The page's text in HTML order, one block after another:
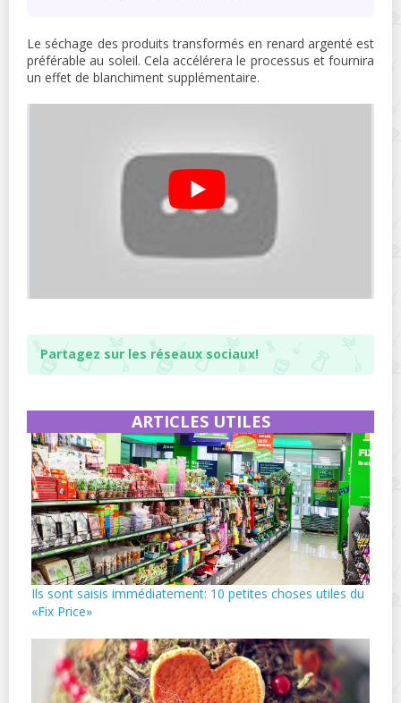
Le séchage des produits transformés en renard argenté est
préférable au soleil. Cela accélérera le processus et fournira
un effet de blanchiment supplémentaire.
Partagez sur les réseaux sociaux!
ARTICLES UTILES
Ils sont saisis immédiatement: 10 petites choses utiles du
«Fix Price»